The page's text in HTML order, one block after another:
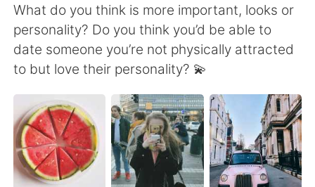
日本語 한국어
Русский
Indonesia Italiano
Türkçe Tiếng Việt
Português
What do you think is more important, looks or
personality? Do you think you’d be able to
date someone you’re not physically attracted
to but love their personality? 💫